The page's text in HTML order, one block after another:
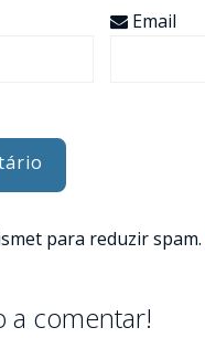
Email
para reduzir spam.
a comentar!